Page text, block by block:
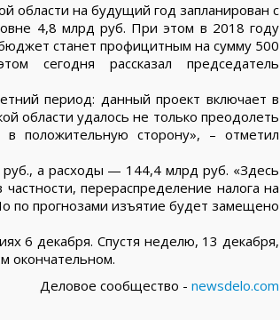
области на будущий год запланирован с
4,8 млрд руб. При этом в 2018 году
станет профицитным на сумму 500
сегодня рассказал председатель
период: данный проект включает в
области удалось не только преодолеть
положительную сторону», – отметил
а расходы — 144,4 млрд руб. «Здесь
перераспределение налога на
по прогнозами изъятие будет замещено
6 декабря. Спустя неделю, 13 декабря,
окончательном.
Деловое сообщество - newsdelo.com